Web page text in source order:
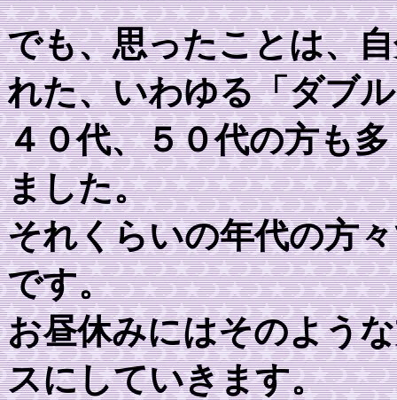
でも、思ったことは、
れた、いわゆる「ダブ
４０代、５０代の方も
ました。
それくらいの年代の方
です。
お昼休みにはそのよう
スにしていきます。